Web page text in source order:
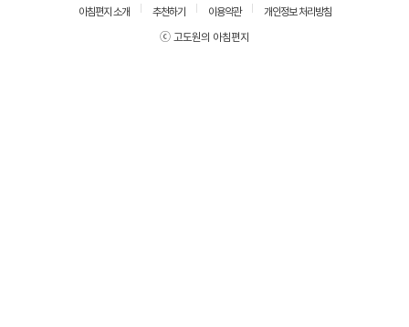
아침편지 소개 추천하기 이용약관
개인정보 처리방침
ⓒ 고도원의 아침편지